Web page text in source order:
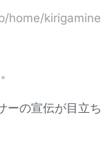
home/kirigamine
ーの宣伝が目立ち